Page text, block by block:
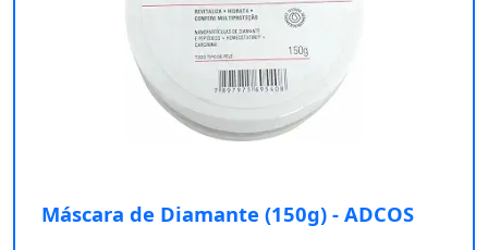
Máscara de Diamante (150g) - ADCOS